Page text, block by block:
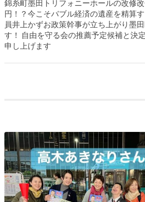
錦糸町墨田トリフォニーホールの改修
円！？今こそバブル経済の遺産を精算
員井上かずお政策幹事が立ち上がり墨
す！ 自由を守る会の推薦予定候補と決
申し上げます